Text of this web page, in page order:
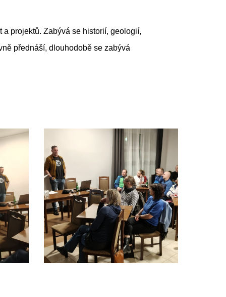
projektů. Zabývá se historií, geologií,
přednáší, dlouhodobě se zabývá